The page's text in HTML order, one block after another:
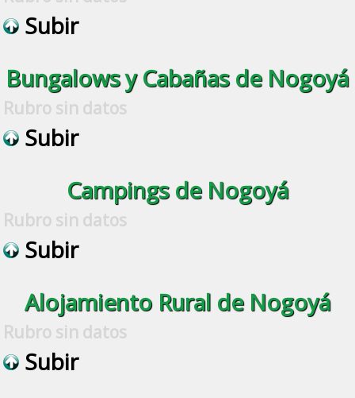
Subir
Bungalows y Cabañas de Nogoyá
Rubro sin datos
Subir
Campings de Nogoyá
Rubro sin datos
Subir
Alojamiento Rural de Nogoyá
Rubro sin datos
Subir